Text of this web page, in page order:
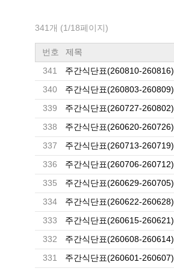
341개 (1/18페이지)
번호 제목
341
주간식단표(260810-260816)
340
주간식단표(260803-260809)
339
주간식단표(260727-260802)
338
주간식단표(260620-260726)
337
주간식단표(260713-260719)
336
주간식단표(260706-260712)
335
주간식단표(260629-260705)
334
주간식단표(260622-260628)
333
주간식단표(260615-260621)
332
주간식단표(260608-260614)
331
주간식단표(260601-260607)